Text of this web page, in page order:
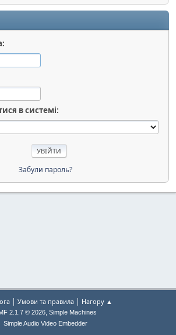
в системі:
Забули пароль?
| Умови та правила | Нагору ▲
2.1.7 © 2026, Simple Machines
Simple Audio Video Embedder